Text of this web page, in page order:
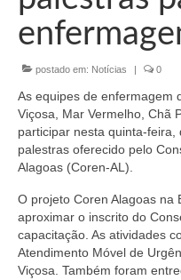
Conselheiros e
Câmaras
Carta de
Governança
Eleições
Eleições
postado em: Notícias | 0
As equipes de enfermagem
Viçosa, Mar Vermelho, Chã
participar nesta quinta-feira,
palestras oferecido pelo
Alagoas (Coren-AL).
O projeto Coren Alagoas na
aproximar o inscrito do
capacitação. As atividades
Atendimento Móvel de
Viçosa. Também foram